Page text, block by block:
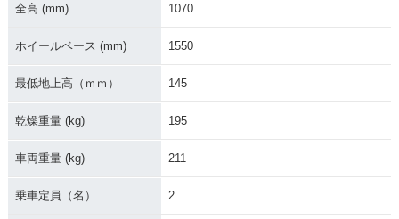
全高 (mm) 1070
ホイールベース (mm) 1550
最低地上高（ｍｍ） 145
乾燥重量 (kg) 195
車両重量 (kg) 211
乗車定員（名） 2